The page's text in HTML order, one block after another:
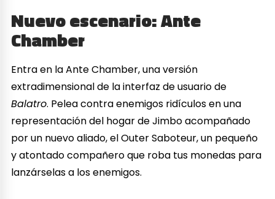
Nuevo escenario: Ante
Chamber
Entra en la Ante Chamber, una versión
extradimensional de la interfaz de usuario de
Balatro. Pelea contra enemigos ridículos en una
representación del hogar de Jimbo acompañado
por un nuevo aliado, el Outer Saboteur, un pequeño
y atontado compañero que roba tus monedas para
lanzárselas a los enemigos.